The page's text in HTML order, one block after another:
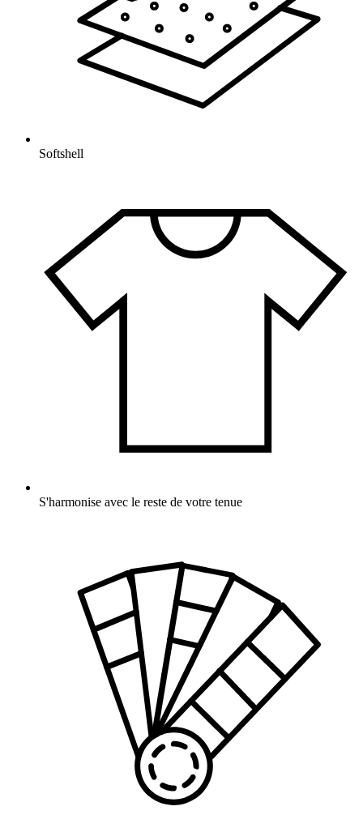
Softshell
S'harmonise avec le reste de votre tenue